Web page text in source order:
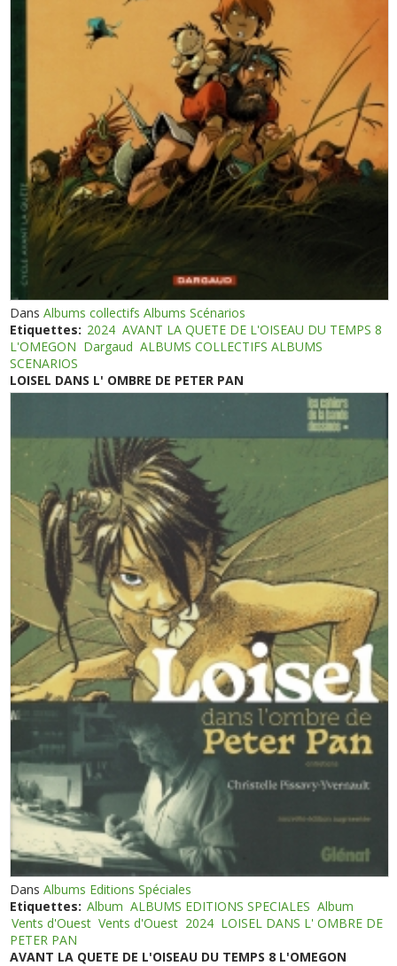
DansAlbums collectifs Albums Scénarios
Etiquettes: 2024 AVANT LA QUETE DE L'OISEAU DU TEMPS 8
L'OMEGON Dargaud ALBUMS COLLECTIFS ALBUMS
SCENARIOS
LOISEL DANS L' OMBRE DE PETER PAN
DansAlbums Editions Spéciales
Etiquettes: Album ALBUMS EDITIONS SPECIALES Album
Vents d'Ouest Vents d'Ouest 2024 LOISEL DANS L' OMBRE DE
PETER PAN
AVANT LA QUETE DE L'OISEAU DU TEMPS 8 L'OMEGON